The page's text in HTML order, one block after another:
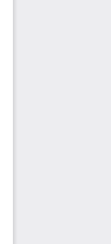
隨著歷史
程中出現異
從原始字形
，及使用情
本文以古今
」之語義
經》、《左
、或假借同
演變成一個
漢語語料庫